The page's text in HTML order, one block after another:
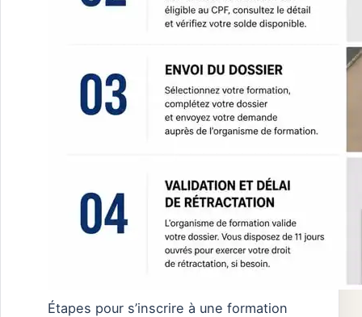
Étapes pour s’inscrire à une formation